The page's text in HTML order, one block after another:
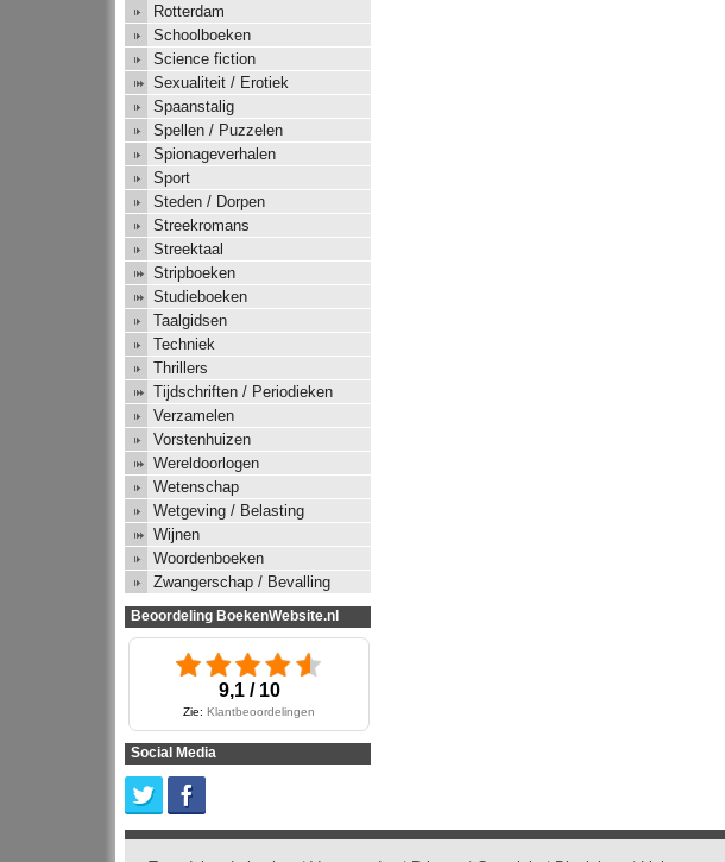
Rotterdam
Schoolboeken
Science fiction
Sexualiteit / Erotiek
Spaanstalig
Spellen / Puzzelen
Spionageverhalen
Sport
Steden / Dorpen
Streekromans
Streektaal
Stripboeken
Studieboeken
Taalgidsen
Techniek
Thrillers
Tijdschriften / Periodieken
Verzamelen
Vorstenhuizen
Wereldoorlogen
Wetenschap
Wetgeving / Belasting
Wijnen
Woordenboeken
Zwangerschap / Bevalling
Beoordeling BoekenWebsite.nl
9,1 / 10
Zie: Klantbeoordelingen
Social Media